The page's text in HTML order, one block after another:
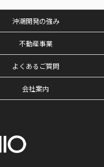
沖潮開発の強み
不動産事業
よくあるご質問
会社案内